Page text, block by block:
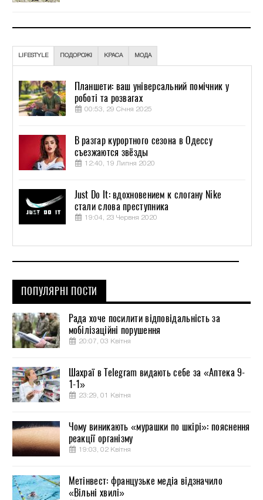
LIFESTYLE ПОДОРОЖІ КРАСА МОДА
Планшети: ваш універсальний помічник у
роботі та розвагах
00:53, 29 Січня 2025
В разгар курортного сезона в Одессу
съезжаются звёзды
12:40, 19 Липня 2020
Just Do It: вдохновением к слогану Nike
стали слова преступника
19:04, 23 Червня 2020
ПОПУЛЯРНІ ПОСТИ
Рада хоче посилити відповідальність за
мобілізаційні порушення
20:07, 03 Квітня
Шахраї в Telegram видають себе за «Аптека 9-
1-1»
23:29, 01 Квітня
Чому виникають «мурашки по шкірі»: пояснення
реакції організму
19:03, 02 Квітня
Метінвест: французьке медіа відзначило
«Вільні хвилі»